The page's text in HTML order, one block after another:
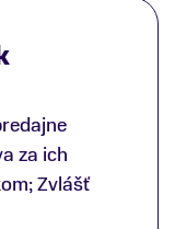
za ich
Zvlášť
za